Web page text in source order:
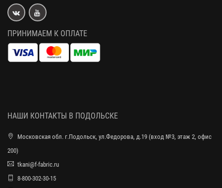
ПРИНИМАЕМ К ОПЛАТЕ
НАШИ КОНТАКТЫ В ПОДОЛЬСКЕ
Московская обл. г.Подольск, ул.Федорова, д.19 (вход №3, этаж 2, офис
200)
tkani@f-fabric.ru
8-800-302-30-15